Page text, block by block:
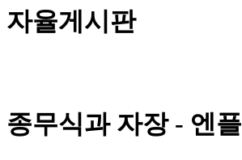
자율게시판
종무식과 자장 - 엔플